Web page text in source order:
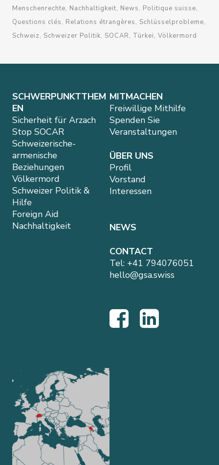
Menschenrechte Nachhaltigkeit News
Politique suisse
Questions clés
Relations étrangères
Schlüsselprobleme
Schweiz
Schweizer Politik SOCAR Türkei Völkermord
SCHWERPUNKTTHEM
EN
Sicherheit für Arzach
Stop SOCAR
Schweizerische-
armenische
Beziehungen
Völkermord
Schweizer Politik &
Hilfe
Foreign Aid
Nachhaltigkeit
MITMACHEN
Freiwillige Mithilfe
Spenden Sie
Veranstaltungen
ÜBER UNS
Profil
Vorstand
Interessen
NEWS
CONTACT
Tel: +41 794076051
hello@gsa.swiss